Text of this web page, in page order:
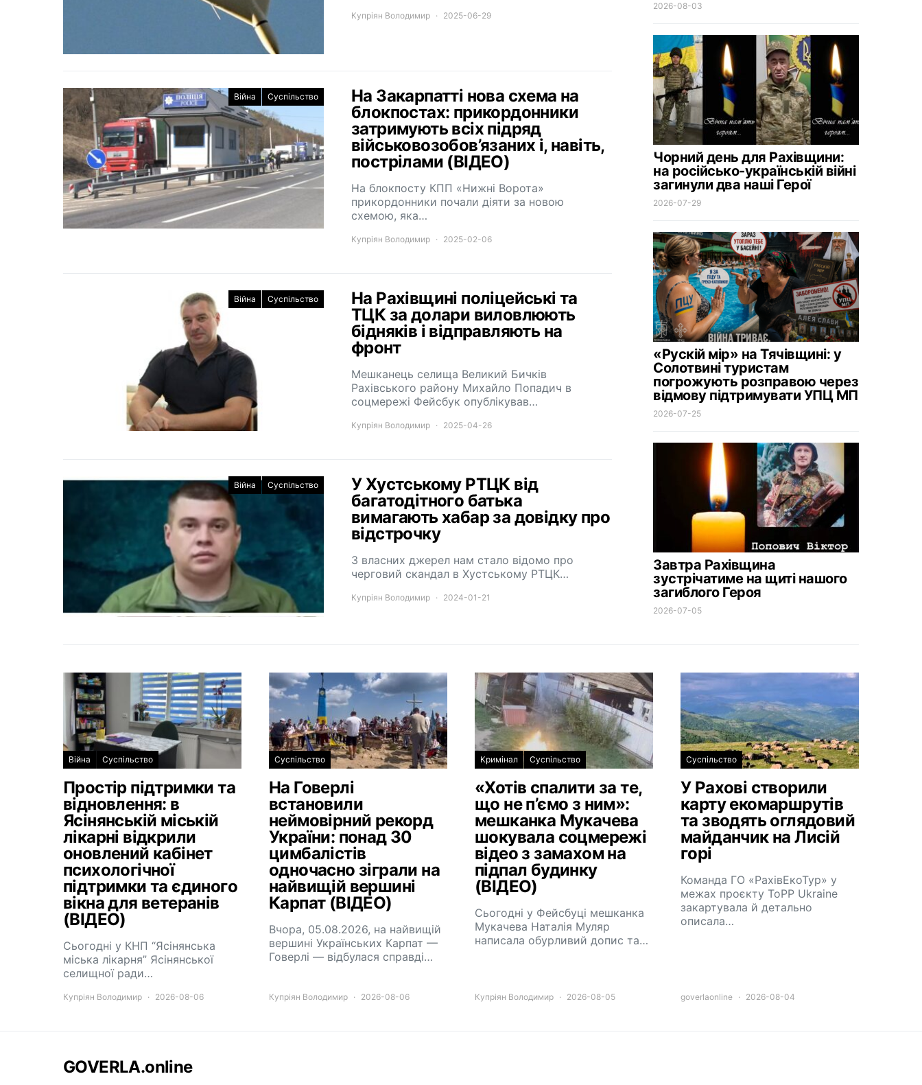
Купріян Володимир 2025-06-29
Війна Суспільство
На Закарпатті нова схема на
блокпостах: прикордонники
затримують всіх підряд
військовозобов’язаних і, навіть,
пострілами (ВІДЕО)
На блокпосту КПП «Нижні Ворота»
прикордонники почали діяти за новою
схемою, яка…
Купріян Володимир 2025-02-06
Війна Суспільство
На Рахівщині поліцейські та
ТЦК за долари виловлюють
бідняків і відправляють на
фронт
Мешканець селища Великий Бичків
Рахівського району Михайло Попадич в
соцмережі Фейсбук опублікував…
Купріян Володимир 2025-04-26
Війна Суспільство
У Хустському РТЦК від
багатодітного батька
вимагають хабар за довідку про
відстрочку
З власних джерел нам стало відомо про
черговий скандал в Хустському РТЦК…
Купріян Володимир 2024-01-21
2026-08-03
Чорний день для Рахівщини:
на російсько-українській війні
загинули два наші Герої
2026-07-29
«Рускій мір» на Тячівщині: у
Солотвині туристам
погрожують розправою через
відмову підтримувати УПЦ МП
2026-07-25
Завтра Рахівщина
зустрічатиме на щиті нашого
загиблого Героя
2026-07-05
Війна Суспільство
Простір підтримки та
відновлення: в
Ясінянській міській
лікарні відкрили
оновлений кабінет
психологічної
підтримки та єдиного
вікна для ветеранів
(ВІДЕО)
Сьогодні у КНП “Ясінянська
міська лікарня” Ясінянської
селищної ради…
Купріян Володимир 2026-08-06
Суспільство
На Говерлі
встановили
неймовірний рекорд
України: понад 30
цимбалістів
одночасно зіграли на
найвищій вершині
Карпат (ВІДЕО)
Вчора, 05.08.2026, на найвищій
вершині Українських Карпат —
Говерлі — відбулася справді…
Купріян Володимир 2026-08-06
Кримінал Суспільство
«Хотів спалити за те,
що не п’ємо з ним»:
мешканка Мукачева
шокувала соцмережі
відео з замахом на
підпал будинку
(ВІДЕО)
Сьогодні у Фейсбуці мешканка
Мукачева Наталія Муляр
написала обурливий допис та…
Купріян Володимир 2026-08-05
Суспільство
У Рахові створили
карту екомаршрутів
та зводять оглядовий
майданчик на Лисій
горі
Команда ГО «РахівЕкоТур» у
межах проєкту ToPP Ukraine
закартувала й детально
описала…
goverlaonline 2026-08-04
GOVERLA.online